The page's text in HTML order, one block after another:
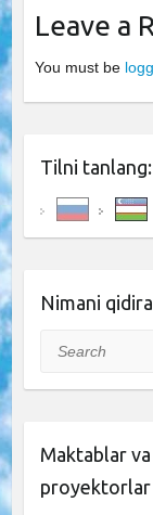
Leave a
You must be
Tilni tanlang:
Nimani
Search
Maktablar
proyektorlar